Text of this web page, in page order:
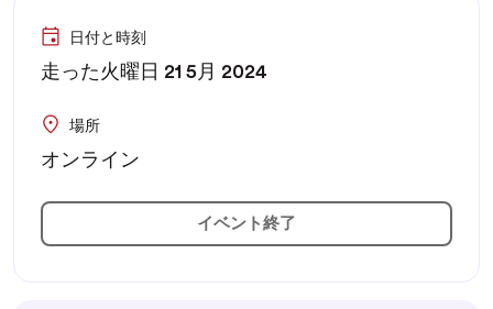
日付と時刻
走った火曜日 21 5月 2024
場所
オンライン
イベント終了